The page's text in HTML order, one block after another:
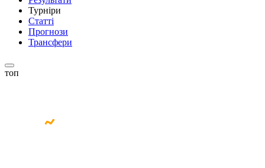
Турніри
Статті
Прогнози
Трансфери
топ